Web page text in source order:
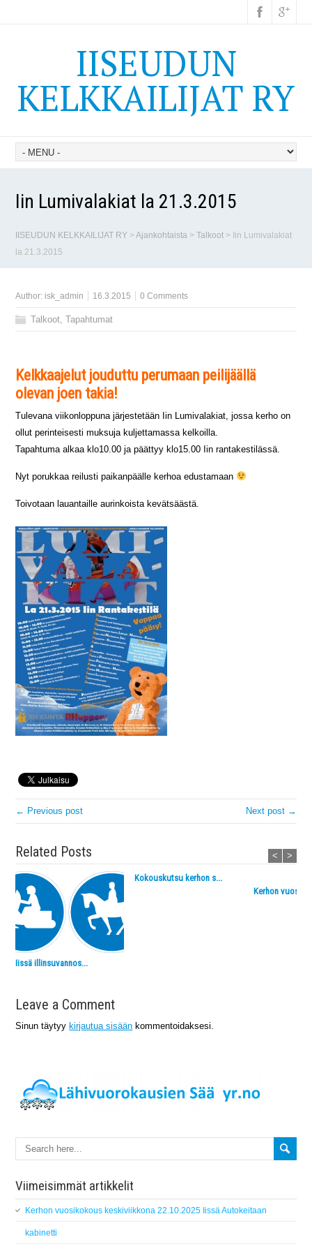
IISEUDUN
KELKKAILIJAT RY
Iin Lumivalakiat la 21.3.2015
IISEUDUN KELKKAILIJAT RY >Ajankohtaista >Talkoot > Iin Lumivalakiat
la 21.3.2015
Author: isk_admin 16.3.2015 0 Comments
Talkoot,Tapahtumat
Kelkkaajelut jouduttu perumaan peilijäällä
olevan joen takia!
Tulevana viikonloppuna järjestetään Iin Lumivalakiat, jossa kerho on
ollut perinteisesti muksuja kuljettamassa kelkoilla.
Tapahtuma alkaa klo10.00 ja päättyy klo15.00 Iin rantakestilässä.
Nyt porukkaa reilusti paikanpäälle kerhoa edustamaan
Toivotaan lauantaille aurinkoista kevätsäästä.
← Previous post Next post →
Related Posts
Iissä illinsuvannos...
Kokouskutsu kerhon s...
Kerhon
< >
Leave a Comment
Sinun täytyy kirjautua sisään kommentoidaksesi.
Viimeisimmät artikkelit
Kerhon vuosikokous keskiviikkona 22.10.2025 Iissä Autokeitaan
kabinetti